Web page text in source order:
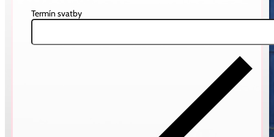
Termín svatby